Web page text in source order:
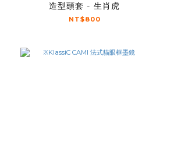
造型頭套 - 生肖虎
NT$800